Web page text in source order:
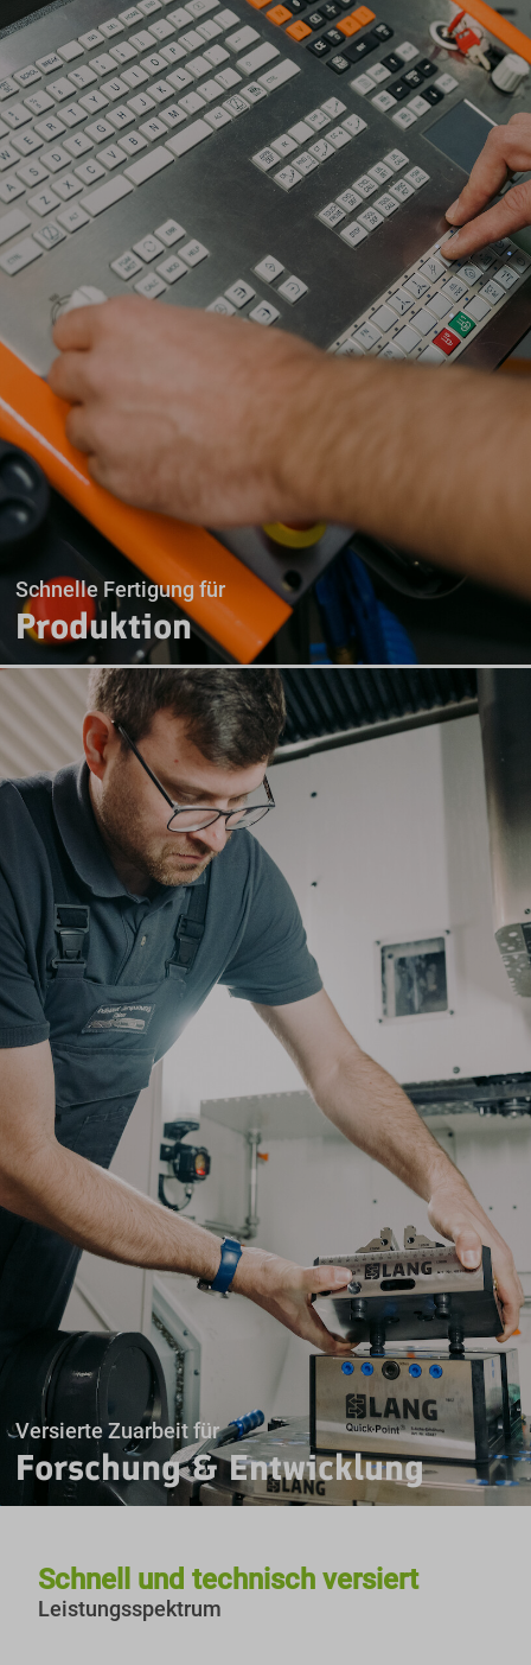
Schnelle Fertigung für
Produktion
Versierte Zuarbeit für
Forschung & Entwicklung
Leistungsspektrum
Schnell und technisch versiert